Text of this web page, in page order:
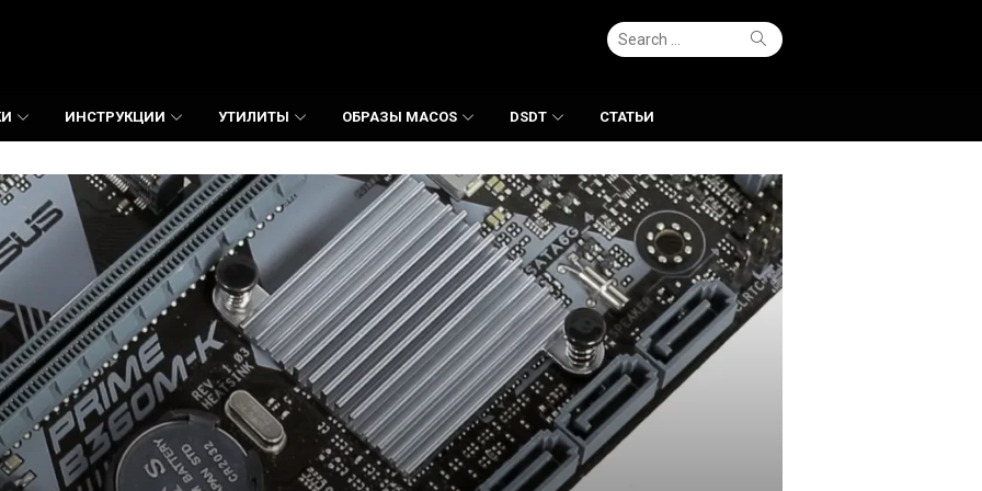
Search
for:
Search
ИНСТРУКЦИИ УТИЛИТЫ ОБРАЗЫ MACOS DSDT СТАТЬИ